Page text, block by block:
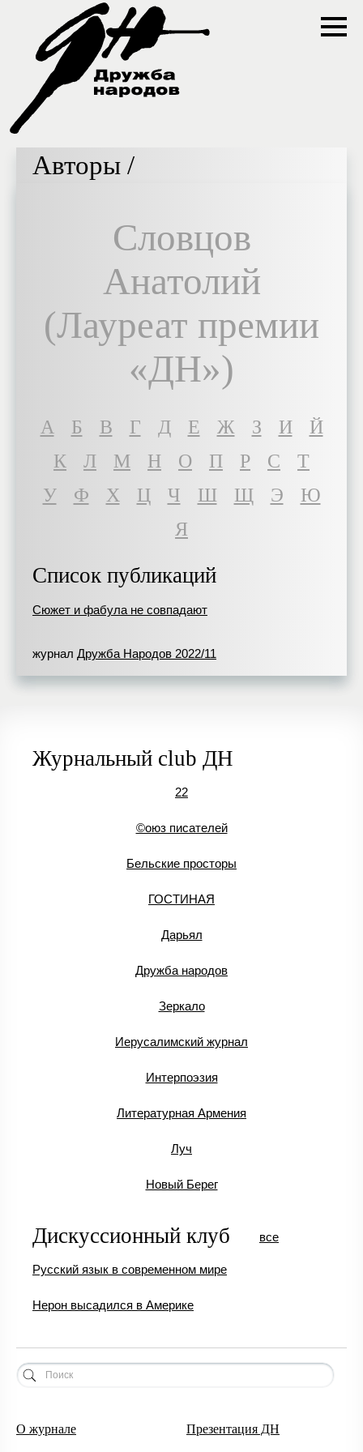
Авторы /
Словцов
Анатолий
(Лауреат премии
«ДН»)
A Б В Г Д Е Ж З И
Й
К
Л М Н О П Р С
Т
У
Ф Х Ц Ч Ш Щ Э
Ю
Я
Список публикаций
Сюжет и фабула не совпадают
журнал Дружба Народов 2022/11
Журнальный club ДН
22
©оюз писателей
Бельские просторы
ГОСТИНАЯ
Дарьял
Дружба народов
Зеркало
Иерусалимский журнал
Интерпоэзия
Литературная Армения
Луч
Новый Берег
Дискуссионный клуб
Русский язык в современном мире
Нерон высадился в Америке
все
О журнале Презентация ДН